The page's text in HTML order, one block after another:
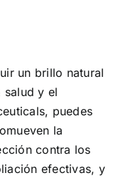
un brillo natural
salud y el
puedes
la
contra los
efectivas, y